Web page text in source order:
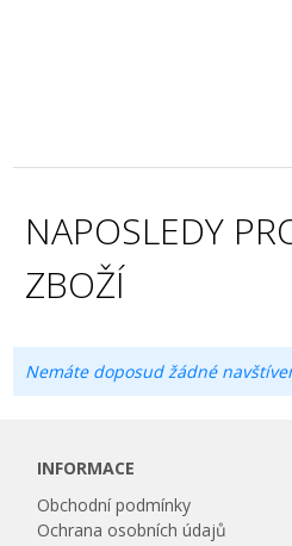
NAPOSLEDY
ZBOŽÍ
Nemáte doposud žádné
INFORMACE
Obchodní podmínky
Ochrana osobních údajů